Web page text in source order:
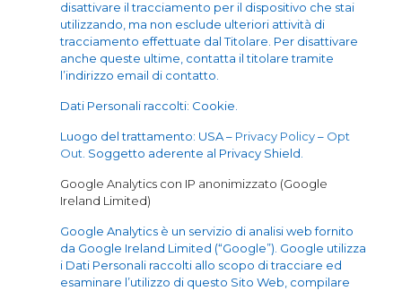
disattivare il tracciamento per il dispositivo che stai
utilizzando, ma non esclude ulteriori attività di
tracciamento effettuate dal Titolare. Per disattivare
anche queste ultime, contatta il titolare tramite
l’indirizzo email di contatto.
Dati Personali raccolti: Cookie.
Luogo del trattamento: USA – Privacy Policy– Opt
Out . Soggetto aderente al Privacy Shield.
Google Analytics con IP anonimizzato (Google
Ireland Limited)
Google Analytics è un servizio di analisi web fornito
da Google Ireland Limited (“Google”). Google utilizza
i Dati Personali raccolti allo scopo di tracciare ed
esaminare l’utilizzo di questo Sito Web, compilare